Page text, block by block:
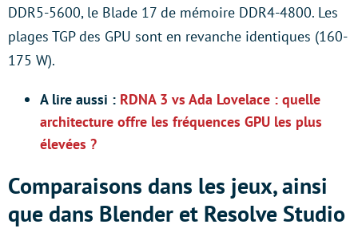
DDR5-5600, le Blade 17 de mémoire DDR4-4800. Les
plages TGP des GPU sont en revanche identiques (160-
175 W).
A lire aussi : RDNA 3 vs Ada Lovelace : quelle
architecture offre les fréquences GPU les plus
élevées ?
Comparaisons dans les jeux, ainsi
que dans Blender et Resolve Studio